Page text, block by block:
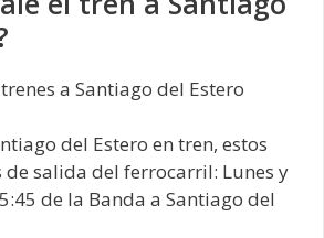
a Santiago del Estero
del Estero en tren, estos
de salida del ferrocarril: Lunes y
de la Banda a Santiago del